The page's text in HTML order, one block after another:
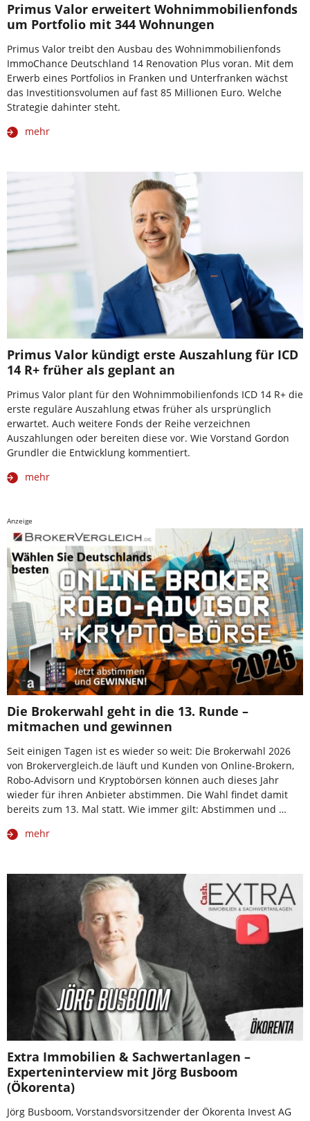
Primus Valor erweitert Wohnimmobilienfonds
um Portfolio mit 344 Wohnungen
Primus Valor treibt den Ausbau des Wohnimmobilienfonds
ImmoChance Deutschland 14 Renovation Plus voran. Mit dem
Erwerb eines Portfolios in Franken und Unterfranken wächst
das Investitionsvolumen auf fast 85 Millionen Euro. Welche
Strategie dahinter steht.
mehr
Primus Valor kündigt erste Auszahlung für ICD
14 R+ früher als geplant an
Primus Valor plant für den Wohnimmobilienfonds ICD 14 R+ die
erste reguläre Auszahlung etwas früher als ursprünglich
erwartet. Auch weitere Fonds der Reihe verzeichnen
Auszahlungen oder bereiten diese vor. Wie Vorstand Gordon
Grundler die Entwicklung kommentiert.
mehr
Anzeige
Die Brokerwahl geht in die 13. Runde –
mitmachen und gewinnen
Seit einigen Tagen ist es wieder so weit: Die Brokerwahl 2026
von Brokervergleich.de läuft und Kunden von Online-Brokern,
Robo-Advisorn und Kryptobörsen können auch dieses Jahr
wieder für ihren Anbieter abstimmen. Die Wahl findet damit
bereits zum 13. Mal statt. Wie immer gilt: Abstimmen und …
mehr
Extra Immobilien & Sachwertanlagen –
Experteninterview mit Jörg Busboom
(Ökorenta)
Jörg Busboom, Vorstandsvorsitzender der Ökorenta Invest AG